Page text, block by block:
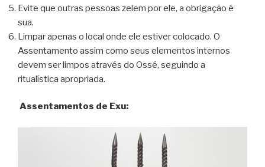
Evite que outras pessoas zelem por ele, a obrigação é
sua.
Limpar apenas o local onde ele estiver colocado. O
Assentamento assim como seus elementos internos
devem ser limpos através do Ossé, seguindo a
ritualística apropriada.
Assentamentos de Exu: